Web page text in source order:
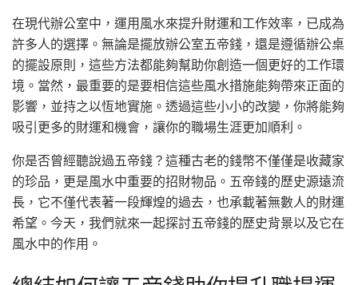
在現代辦公室中，運用風水來提升財運和工作效率，已成為
許多人的選擇。無論是擺放辦公室五帝錢，還是遵循辦公桌
的擺設原則，這些方法都能夠幫助你創造一個更好的工作環
境。當然，最重要的是要相信這些風水措施能夠帶來正面的
影響，並持之以恆地實施。透過這些小小的改變，你將能夠
吸引更多的財運和機會，讓你的職場生涯更加順利。
你是否曾經聽說過五帝錢？這種古老的錢幣不僅僅是收藏家
的珍品，更是風水中重要的招財物品。五帝錢的歷史源遠流
長，它不僅代表著一段輝煌的過去，也承載著無數人的財運
希望。今天，我們就來一起探討五帝錢的歷史背景以及它在
風水中的作用。